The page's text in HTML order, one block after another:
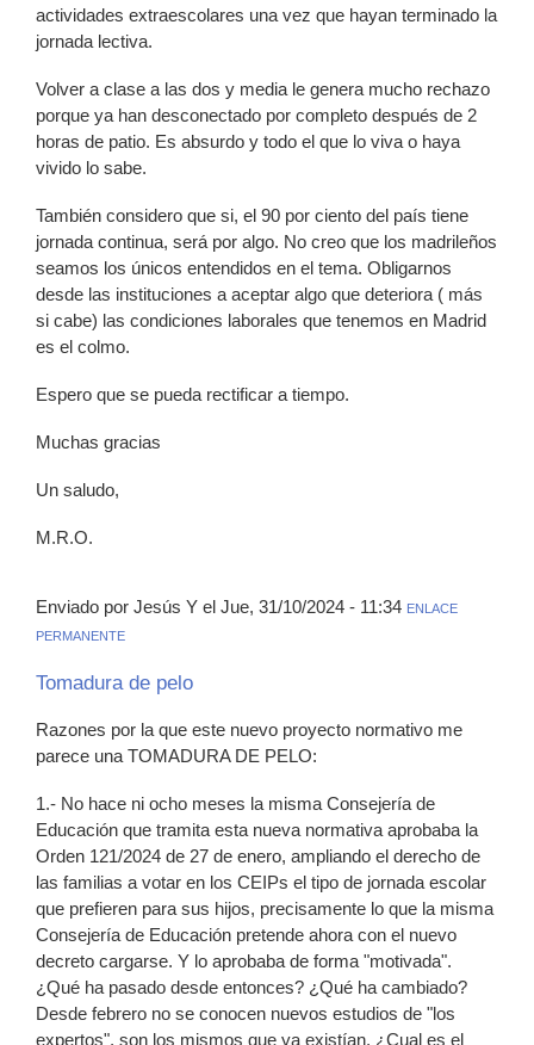
actividades extraescolares una vez que hayan terminado la
jornada lectiva.
Volver a clase a las dos y media le genera mucho rechazo
porque ya han desconectado por completo después de 2
horas de patio. Es absurdo y todo el que lo viva o haya
vivido lo sabe.
También considero que si, el 90 por ciento del país tiene
jornada continua, será por algo. No creo que los madrileños
seamos los únicos entendidos en el tema. Obligarnos
desde las instituciones a aceptar algo que deteriora ( más
si cabe) las condiciones laborales que tenemos en Madrid
es el colmo.
Espero que se pueda rectificar a tiempo.
Muchas gracias
Un saludo,
M.R.O.
Enviado por Jesús Y el Jue, 31/10/2024 - 11:34 ENLACE
PERMANENTE
Tomadura de pelo
Razones por la que este nuevo proyecto normativo me
parece una TOMADURA DE PELO:
1.- No hace ni ocho meses la misma Consejería de
Educación que tramita esta nueva normativa aprobaba la
Orden 121/2024 de 27 de enero, ampliando el derecho de
las familias a votar en los CEIPs el tipo de jornada escolar
que prefieren para sus hijos, precisamente lo que la misma
Consejería de Educación pretende ahora con el nuevo
decreto cargarse. Y lo aprobaba de forma "motivada".
¿Qué ha pasado desde entonces? ¿Qué ha cambiado?
Desde febrero no se conocen nuevos estudios de "los
expertos", son los mismos que ya existían. ¿Cual es el